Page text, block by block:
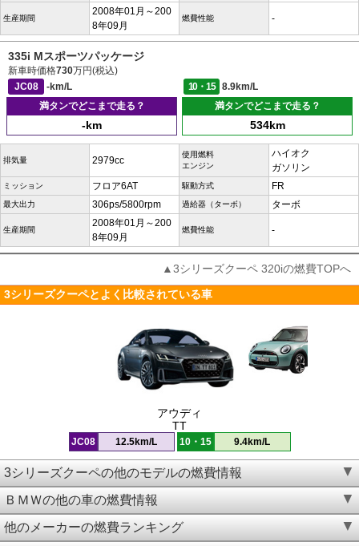
生産期間
2008年01月～200
8年09月
燃費性能 -
335i Mスポーツパッケージ
新車時価格730万円(税込)
JC08
-km/L 10・15
8.9km/L
満タンでどこまで走る？
-km
満タンでどこまで走る？
534km
排気量 2979cc
使用燃料
エンジン
ハイオク
ガソリン
ミッション フロア6AT 駆動方式 FR
最大出力 306ps/5800rpm 過給器（ターボ） ターボ
生産期間
2008年01月～200
8年09月
燃費性能 -
▲3シリーズクーペ 320iの燃費TOPへ
3シリーズクーペとよく比較されている車
アウディ
TT
JC08 12.5km/L 10・15 9.4km/L
3シリーズクーペの他のモデルの燃費情報
ＢＭＷの他の車の燃費情報
他のメーカーの燃費ランキング